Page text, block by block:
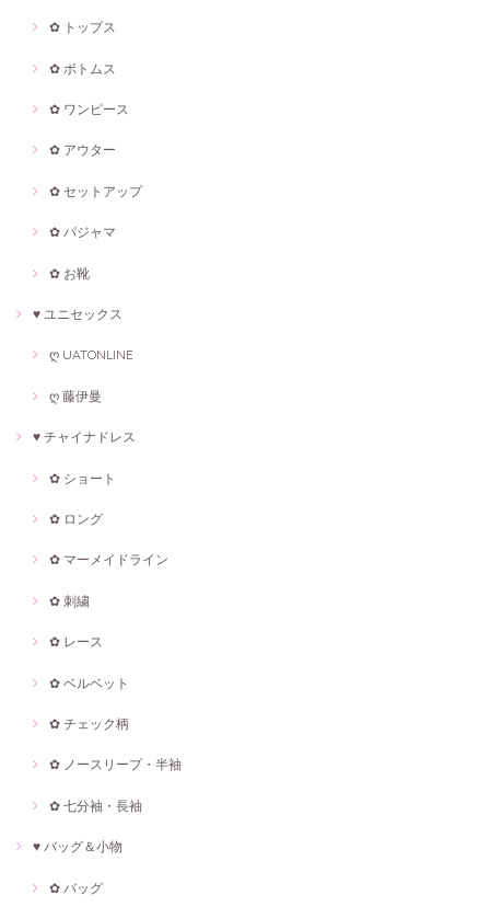
✿ トップス
✿ ボトムス
✿ ワンピース
✿ アウター
✿ セットアップ
✿ パジャマ
✿ お靴
♥ ユニセックス
ღ UATONLINE
ღ 藤伊曼
♥ チャイナドレス
✿ ショート
✿ ロング
✿ マーメイドライン
✿ 刺繍
✿ レース
✿ ベルベット
✿ チェック柄
✿ ノースリープ・半袖
✿ 七分袖・長袖
♥ バッグ＆小物
✿ バッグ